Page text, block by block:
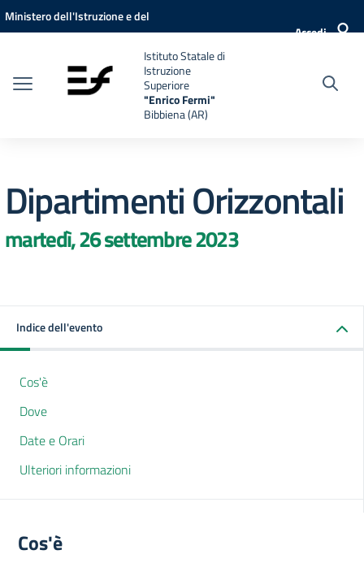
Vai ai contenuti
Vai al menu di navigazione
Vai al footer
Ministero dell'Istruzione e del
Accedi
Istituto Statale di
Istruzione
Superiore
"Enrico Fermi"
Bibbiena (AR)
Dipartimenti Orizzontali
martedì, 26 settembre 2023
Indice dell'evento
Cos'è
Dove
Date e Orari
Ulteriori informazioni
Cos'è